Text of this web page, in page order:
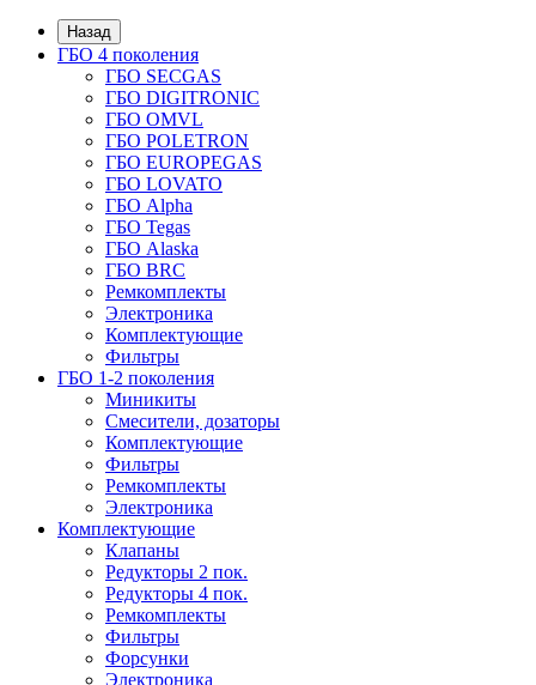
Назад
ГБО 4 поколения
ГБО SECGAS
ГБО DIGITRONIC
ГБО OMVL
ГБО POLETRON
ГБО EUROPEGAS
ГБО LOVATO
ГБО Alpha
ГБО Tegas
ГБО Alaska
ГБО BRC
Ремкомплекты
Электроника
Комплектующие
Фильтры
ГБО 1-2 поколения
Миникиты
Смесители, дозаторы
Комплектующие
Фильтры
Ремкомплекты
Электроника
Комплектующие
Клапаны
Редукторы 2 пок.
Редукторы 4 пок.
Ремкомплекты
Фильтры
Форсунки
Электроника